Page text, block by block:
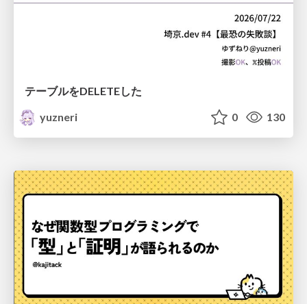
テーブルをDELETEした
yuzneri
0 130